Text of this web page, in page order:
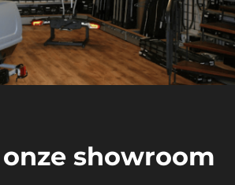
showroom